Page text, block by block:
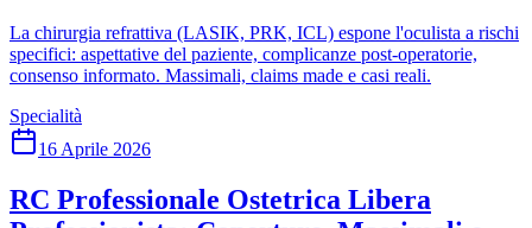
La chirurgia refrattiva (LASIK, PRK, ICL) espone l'oculista a rischi
specifici: aspettative del paziente, complicanze post-operatorie,
consenso informato. Massimali, claims made e casi reali.
Specialità
16 Aprile 2026
RC Professionale Ostetrica Libera